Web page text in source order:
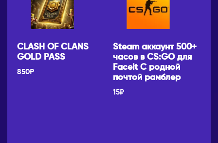
CLASH OF CLANS
GOLD PASS
850₽
Steam аккаунт 500+
часов в CS:GO для
Faceit С родной
почтой рамблер
15₽